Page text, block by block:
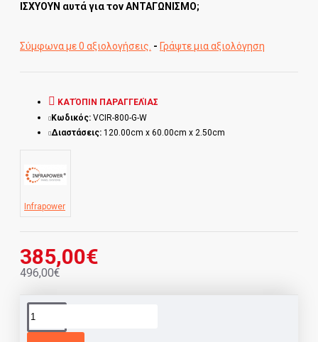
ΙΣΧΥΟΥΝ αυτά για τον ΑΝΤΑΓΩΝΙΣΜΟ;
Σύμφωνα με 0 αξιολογήσεις. - Γράψτε μια αξιολόγηση
385,00€
496,00€
ΚΑΤΌΠΙΝ ΠΑΡΑΓΓΕΛΊΑΣ
Κωδικός: VCIR-800-G-W
Διαστάσεις: 120.00cm x 60.00cm x 2.50cm
Infrapower